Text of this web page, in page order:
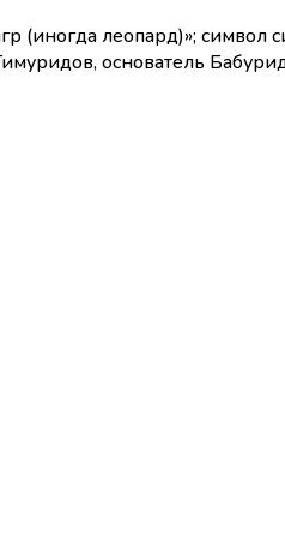
(иногда леопард)»;
основатель